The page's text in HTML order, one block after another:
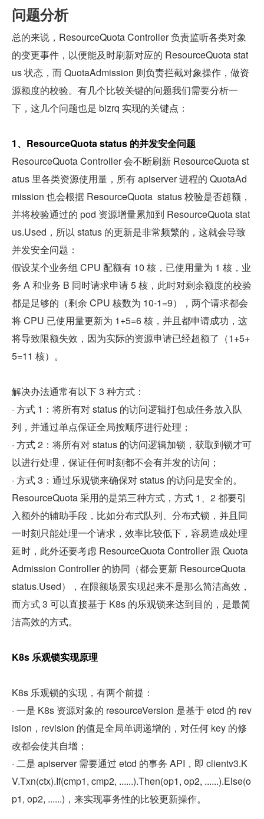
问题分析
总的来说，ResourceQuota Controller 负责监听各类对象
的变更事件，以便能及时刷新对应的 ResourceQuota stat
us 状态，而 QuotaAdmission 则负责拦截对象操作，做资
源额度的校验。有几个比较关键的问题我们需要分析一
下，这几个问题也是 bizrq 实现的关键点：
1、ResourceQuota status 的并发安全问题
ResourceQuota Controller 会不断刷新 ResourceQuota st
atus 里各类资源使用量，所有 apiserver 进程的 QuotaAd
mission 也会根据 ResourceQuota  status 校验是否超额，
并将校验通过的 pod 资源增量累加到 ResourceQuota stat
us.Used，所以 status 的更新是非常频繁的，这就会导致
并发安全问题：
假设某个业务组 CPU 配额有 10 核，已使用量为 1 核，业
务 A 和业务 B 同时请求申请 5 核，此时对剩余额度的校验
都是足够的（剩余 CPU 核数为 10-1=9），两个请求都会
将 CPU 已使用量更新为 1+5=6 核，并且都申请成功，这
将导致限额失效，因为实际的资源申请已经超额了（1+5+
5=11 核）。
解决办法通常有以下 3 种方式：
· 方式 1：将所有对 status 的访问逻辑打包成任务放入队
列，并通过单点保证全局按顺序进行处理；
· 方式 2：将所有对 status 的访问逻辑加锁，获取到锁才可
以进行处理，保证任何时刻都不会有并发的访问；
· 方式 3：通过乐观锁来确保对 status 的访问是安全的。
ResourceQuota 采用的是第三种方式，方式 1、2 都要引
入额外的辅助手段，比如分布式队列、分布式锁，并且同
一时刻只能处理一个请求，效率比较低下，容易造成处理
延时，此外还要考虑 ResourceQuota Controller 跟 Quota
Admission Controller 的协同（都会更新 ResourceQuota
status.Used），在限额场景实现起来不是那么简洁高效，
而方式 3 可以直接基于 K8s 的乐观锁来达到目的，是最简
洁高效的方式。
K8s 乐观锁实现原理
K8s 乐观锁的实现，有两个前提：
· 一是 K8s 资源对象的 resourceVersion 是基于 etcd 的 rev
ision，revision 的值是全局单调递增的，对任何 key 的修
改都会使其自增；
· 二是 apiserver 需要通过 etcd 的事务 API，即 clientv3.K
V.Txn(ctx).If(cmp1, cmp2, ......).Then(op1, op2, ......).Else(o
p1, op2, ......)，来实现事务性的比较更新操作。